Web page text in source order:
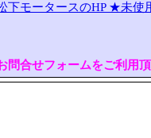
下モータースのHP ★未使
合せフォームをご利用